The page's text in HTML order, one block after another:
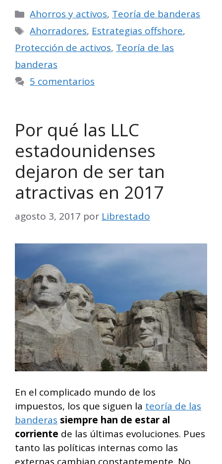
Categorías
Ahorros y activos, Teoría de banderas
Etiquetas
Ahorradores, Estrategias offshore,
Protección de activos, Teoría de las
banderas
5 comentarios
Por qué las LLC
estadounidenses
dejaron de ser tan
atractivas en 2017
agosto 3, 2017 por Librestado
En el complicado mundo de los
impuestos, los que siguen la teoría de las
banderas siempre han de estar al
corriente de las últimas evoluciones. Pues
tanto las políticas internas como las